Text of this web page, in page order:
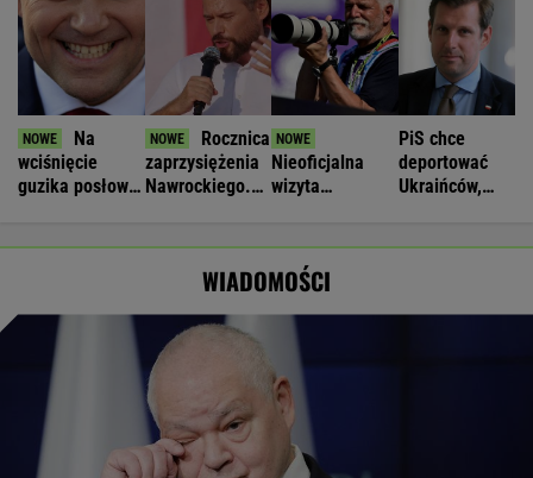
Na
wciśnięcie
guzika posłowie
Rocznica
zaprzysiężenia
Nawrockiego.
Nieoficjalna
wizyta
smażalni ryb
PiS chce
deportować
Ukraińców,
WIADOMOŚCI